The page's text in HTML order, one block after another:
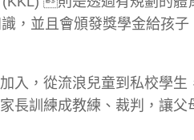
，並且會頒發獎學金給孩
入，從流浪兒童到私校學
長訓練成教練、裁判，讓